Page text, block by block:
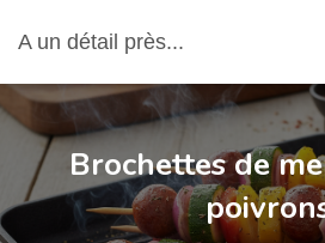
A un détail près...
Brochettes de